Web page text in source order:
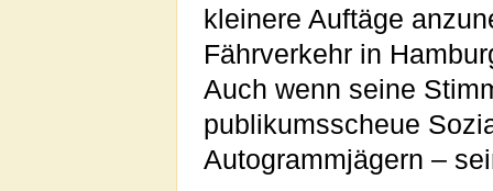
kleinere Auftäge
Fährverkehr in
Auch wenn seine
publikumsscheue
Autogrammjägern –